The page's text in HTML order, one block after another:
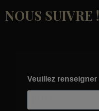
NOUS SUIVRE !